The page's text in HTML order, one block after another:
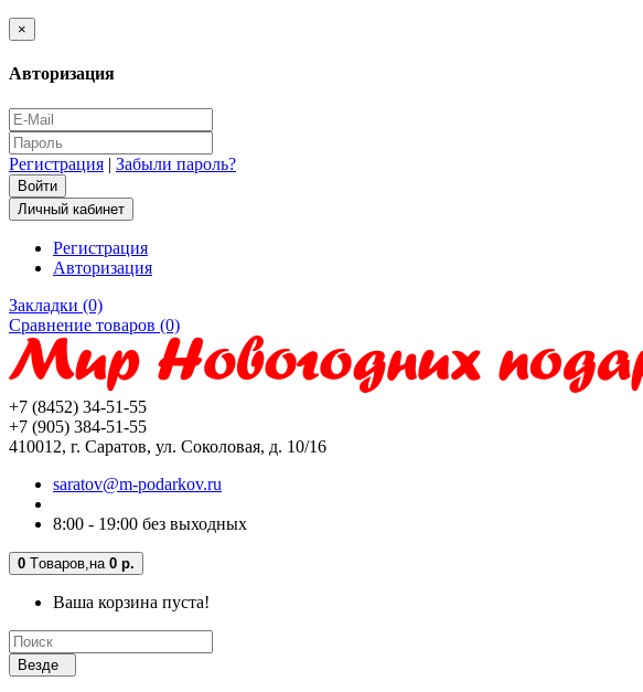
×
Авторизация
Регистрация | Забыли пароль?
Личный кабинет
Регистрация
Авторизация
Закладки (0)
Сравнение товаров (0)
+7 (8452) 34-51-55
+7 (905) 384-51-55
410012, г. Саратов, ул. Соколовая, д. 10/16
saratov@m-podarkov.ru
8:00 - 19:00 без выходных
0 Tоваров, на 0 р.
Ваша корзина пуста!
Везде